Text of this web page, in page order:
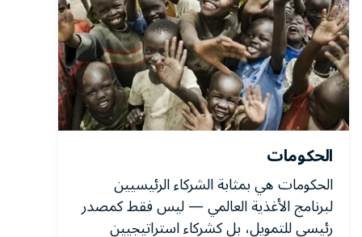
الحكومات
الحكومات هي بمثابة الشركاء الرئيسيين
لبرنامج الأغذية العالمي — ليس فقط كمصدر
رئيسي للتمويل، بل كشركاء استراتيجيين